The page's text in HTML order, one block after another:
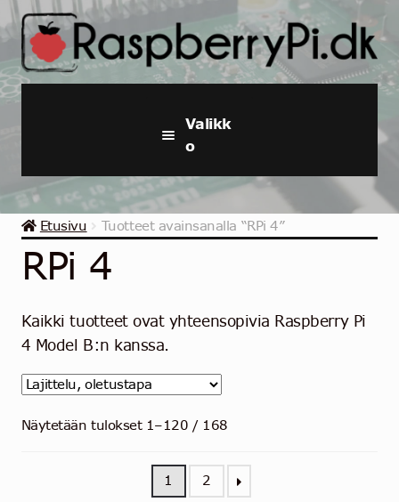
Siirry
navigointiin
Siirry
sisältöön
Valikk
o
Raspberry Pi
Aloituspaketit ja -sarjat
Raspberry pi Tarvikkeet
Kokoelmat
Ota yhteyttä
Etusivu Tuotteet avainsanalla “RPi 4”
RPi 4
Kaikki tuotteet ovat yhteensopivia Raspberry Pi
4 Model B:n kanssa.
Näytetään tulokset 1–120 / 168
1 2